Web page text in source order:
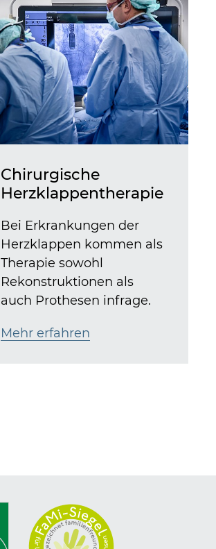
Chirurgische
Herzklappentherapie
Bei Erkrankungen der
Herzklappen kommen als
Therapie sowohl
Rekonstruktionen als
auch Prothesen infrage.
Mehr erfahren